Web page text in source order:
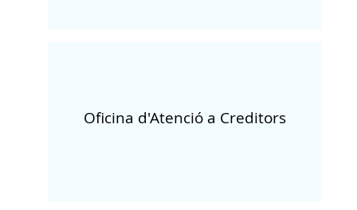
Oficina d'Atenció a Creditors